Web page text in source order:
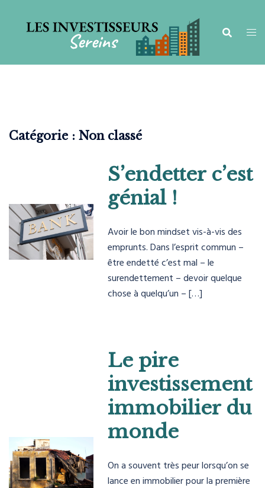
Catégorie : Non classé
S’endetter c’est
génial !
Avoir le bon mindset vis-à-vis des
emprunts. Dans l’esprit commun –
être endetté c’est mal – le
surendettement – devoir quelque
chose à quelqu’un – […]
Le pire
investissement
immobilier du
monde
On a souvent très peur lorsqu’on se
lance en immobilier pour la première